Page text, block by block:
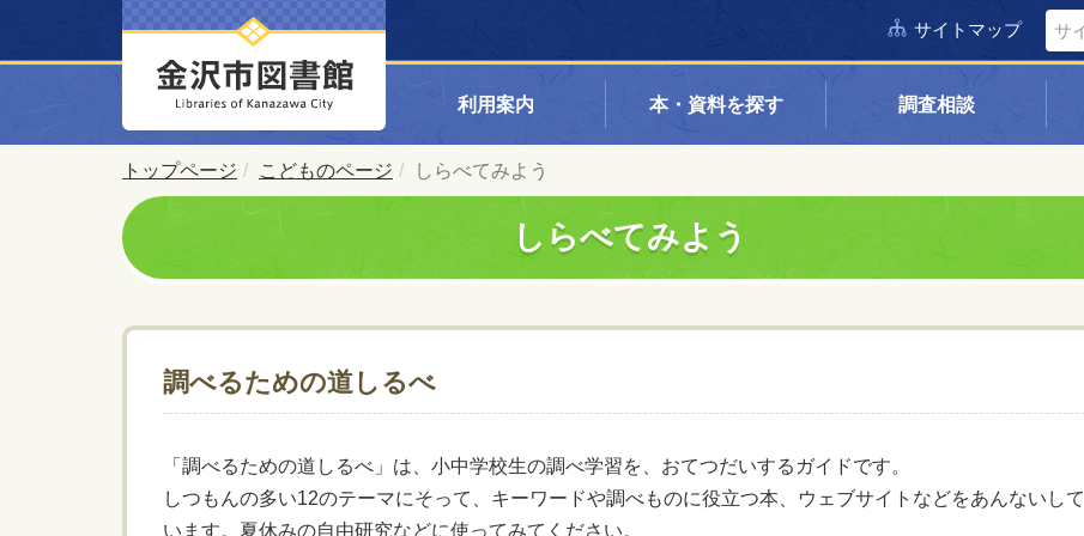
サイトマップ
利用案内 本・資料を探す 調査相談
トップページ こどものページ しらべてみよう
しらべてみよう
調べるための道しるべ
「調べるための道しるべ」は、小中学校生の調べ学習を、おてつだいするガイドです。
しつもんの多い12のテーマにそって、キーワードや調べものに役立つ本、ウェブサイトなどをあんないして
います。夏休みの自由研究などに使ってみてください。